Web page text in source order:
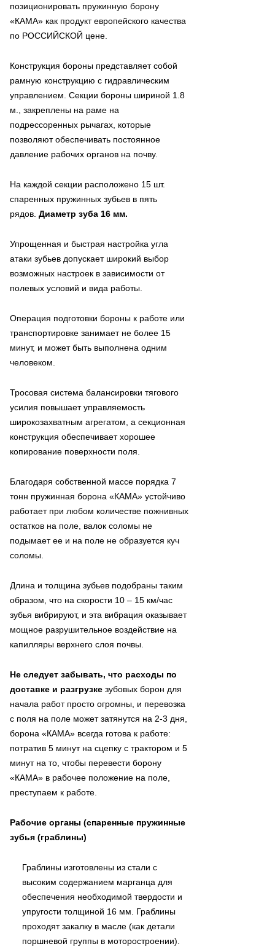
позиционировать пружинную борону
«КАМА» как продукт европейского качества
по РОССИЙСКОЙ цене.
Конструкция бороны представляет собой
рамную конструкцию с гидравлическим
управлением. Секции бороны шириной 1.8
м., закреплены на раме на
подрессоренных рычагах, которые
позволяют обеспечивать постоянное
давление рабочих органов на почву.
На каждой секции расположено 15 шт.
спаренных пружинных зубьев в пять
рядов. Диаметр зуба 16 мм.
Упрощенная и быстрая настройка угла
атаки зубьев допускает широкий выбор
возможных настроек в зависимости от
полевых условий и вида работы.
Операция подготовки бороны к работе или
транспортировке занимает не более 15
минут, и может быть выполнена одним
человеком.
Тросовая система балансировки тягового
усилия повышает управляемость
широкозахватным агрегатом, а секционная
конструкция обеспечивает хорошее
копирование поверхности поля.
Благодаря собственной массе порядка 7
тонн пружинная борона «КАМА» устойчиво
работает при любом количестве пожнивных
остатков на поле, валок соломы не
подымает ее и на поле не образуется куч
соломы.
Длина и толщина зубьев подобраны таким
образом, что на скорости 10 – 15 км/час
зубья вибрируют, и эта вибрация оказывает
мощное разрушительное воздействие на
капилляры верхнего слоя почвы.
Не следует забывать, что расходы по
доставке и разгрузке зубовых борон для
начала работ просто огромны, и перевозка
с поля на поле может затянутся на 2-3 дня,
борона «КАМА» всегда готова к работе:
потратив 5 минут на сцепку с трактором и 5
минут на то, чтобы перевести борону
«КАМА» в рабочее положение на поле,
преступаем к работе.
Рабочие органы (спаренные пружинные
зубья (граблины)
Граблины изготовлены из стали с
высоким содержанием марганца для
обеспечения необходимой твердости и
упругости толщиной 16 мм. Граблины
проходят закалку в масле (как детали
поршневой группы в моторостроении).